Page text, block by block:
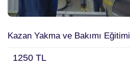
Kazan Yakma ve Bakımı Eğitimi
1250 TL